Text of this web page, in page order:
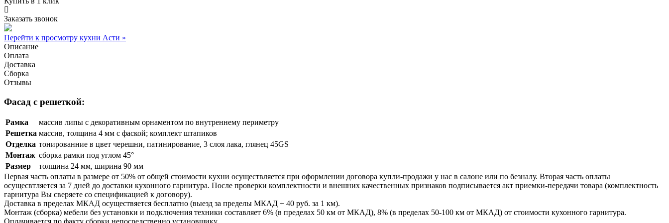
Заказать звонок
Перейти к просмотру кухни Асти »
Описание
Оплата
Доставка
Сборка
Отзывы
Фасад с решеткой:
Рамка
массив липы с декоративным орнаментом по внутреннему периметру
Решетка массив, толщина 4 мм с фаской; комплект штапиков
Отделка тонированние в цвет черешни, патинирование, 3 слоя лака, глянец 45GS
Монтаж сборка рамки под углом 45°
Размер
толщина 24 мм, ширина 90 мм
Первая часть оплаты в размере от 50% от общей стоимости кухни осуществляется при оформлении договора купли-продажи у нас в салоне или по безналу. Вторая часть оплаты
осущесвтляется за 7 дней до доставки кухонного гарнитура. После проверки комплектности и внешних качественных признаков подписывается акт приемки-передачи товара (комплектность
гарнитура Вы сверяете со спецификацией к договору).
Доставка в пределах МКАД осуществяется бесплатно (выезд за пределы МКАД + 40 руб. за 1 км).
Монтаж (сборка) мебели без установки и подключения техники составляет 6% (в пределах 50 км от МКАД), 8% (в пределах 50-100 км от МКАД) от стоимости кухонного гарнитура.